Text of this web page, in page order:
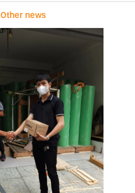
Other news